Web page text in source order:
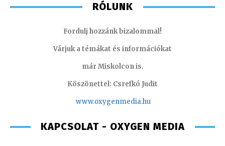
RÓLUNK
Fordulj hozzánk bizalommal!
Várjuk a témákat és információkat
már Miskolcon is.
Köszönettel: Csrefkó Judit
www.oxygenmedia.hu
KAPCSOLAT - OXYGEN MEDIA